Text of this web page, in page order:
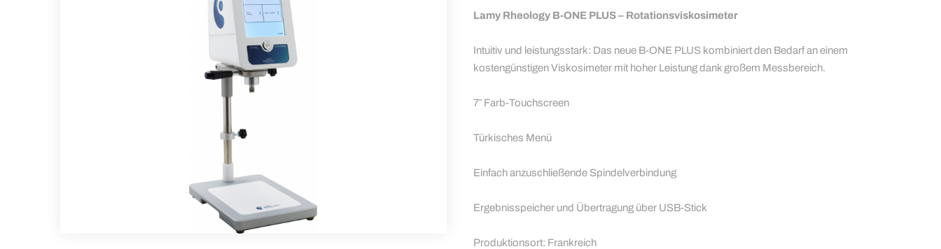
Lamy Rheology B-ONE PLUS – Rotationsviskosimeter
Intuitiv und leistungsstark: Das neue B-ONE PLUS kombiniert den Bedarf an einem
kostengünstigen Viskosimeter mit hoher Leistung dank großem Messbereich.
7″ Farb-Touchscreen
Türkisches Menü
Einfach anzuschließende Spindelverbindung
Ergebnisspeicher und Übertragung über USB-Stick
Produktionsort: Frankreich